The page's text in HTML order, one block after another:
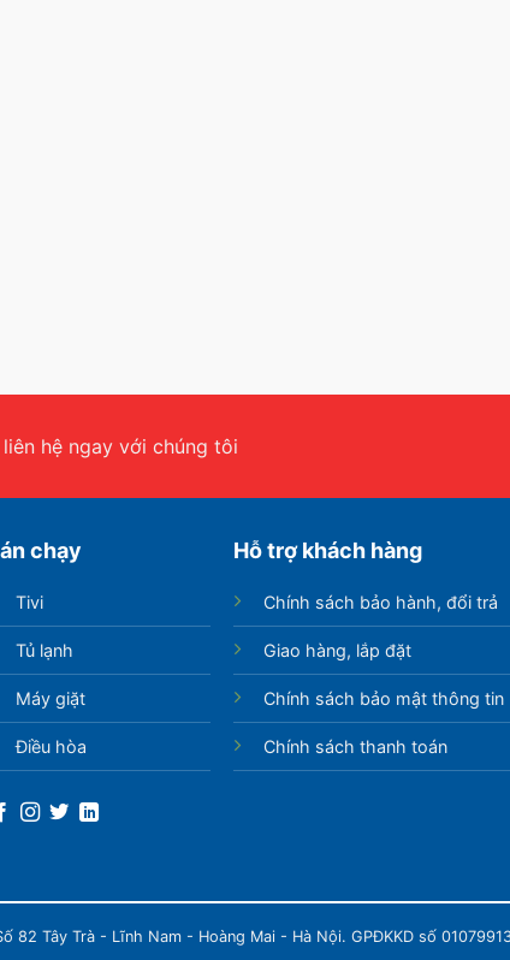
hệ ngay với chúng tôi
chạy
Tivi
Tủ lạnh
Máy giặt
Điều hòa
Hỗ trợ khách hàng
Chính sách bảo hành, đổi trả
Giao hàng, lắp đặt
Chính sách bảo mật thông tin
Chính sách thanh toán
Tây Trà - Lĩnh Nam - Hoàng Mai - Hà Nội. GPĐKKD số